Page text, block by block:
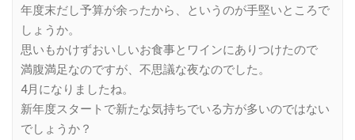
年度末だし予算が余ったから、というのが手堅いところで
しょうか。
思いもかけずおいしいお食事とワインにありつけたので
満腹満足なのですが、不思議な夜なのでした。
4月になりましたね。
新年度スタートで新たな気持ちでいる方が多いのではない
でしょうか？